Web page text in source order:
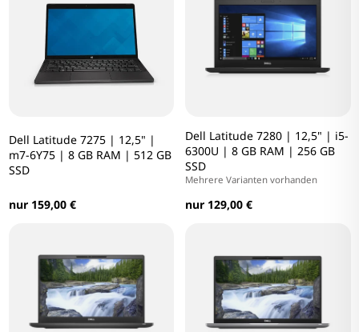
Dell Latitude 7275 | 12,5" |
m7-6Y75 | 8 GB RAM | 512 GB
SSD
nur 159,00 €
Dell Latitude 7280 | 12,5" | i5-
6300U | 8 GB RAM | 256 GB
SSD
Mehrere Varianten vorhanden
nur 129,00 €